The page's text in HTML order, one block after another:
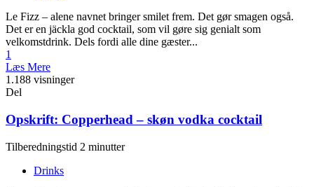
Le Fizz – alene navnet bringer smilet frem. Det gør smagen også.
Det er en jäckla god cocktail, som vil gøre sig genialt som
velkomstdrink. Dels fordi alle dine gæster...
1
Læs Mere
1.188 visninger
Del
Opskrift: Copperhead – skøn vodka cocktail
Tilberedningstid 2 minutter
Drinks